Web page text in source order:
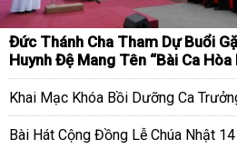
Đức Thánh Cha Tham Dự Buổi
Huynh Đệ Mang Tên “Bài Ca Hòa
Khai Mạc Khóa Bồi Dưỡng Ca
Bài Hát Cộng Đồng Lễ Chúa Nhật